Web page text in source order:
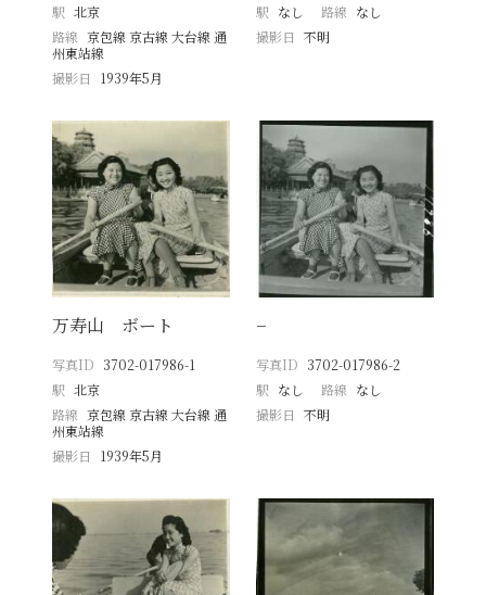
駅 北京
路線 京包線 京古線 大台線 通
州東站線
撮影日
1939年5月
駅 なし 路線 なし
撮影日 不明
万寿山 ボート
写真ID 3702-017986-1
駅 北京
路線 京包線 京古線 大台線 通
州東站線
撮影日
1939年5月
−
写真ID 3702-017986-2
駅 なし 路線 なし
撮影日 不明